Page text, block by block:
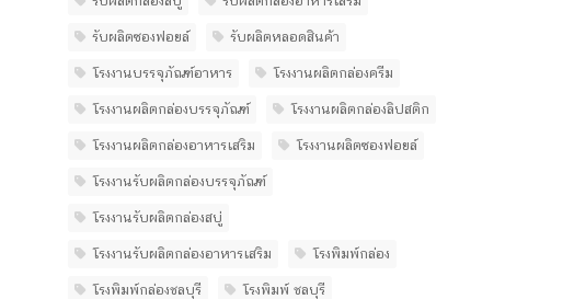
รับผลิตซองฟอยล์ รับผลิตหลอดสินค้า
โรงงานบรรจุภัณฑ์อาหาร โรงงานผลิตกล่องครีม
โรงงานผลิตกล่องบรรจุภัณฑ์ โรงงานผลิตกล่องลิปสติก
โรงงานผลิตกล่องอาหารเสริม โรงงานผลิตซองฟอยล์
โรงงานรับผลิตกล่องบรรจุภัณฑ์
โรงงานรับผลิตกล่องสบู่
โรงงานรับผลิตกล่องอาหารเสริม โรงพิมพ์กล่อง
โรงพิมพ์กล่องชลบุรี โรงพิมพ์ ชลบุรี